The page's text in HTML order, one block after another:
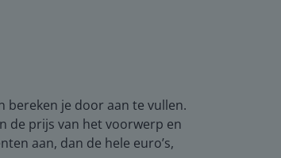
bereken je door aan te vullen.
de prijs van het voorwerp en
aan, dan de hele euro’s,